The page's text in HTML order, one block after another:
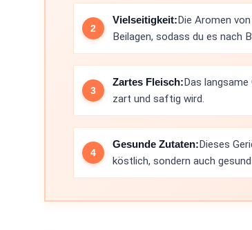
Vielseitigkeit:Die Aromen
Beilagen, sodass du es nach
Zartes Fleisch:Das
zart und saftig wird.
Gesunde Zutaten:Dieses
köstlich, sondern auch